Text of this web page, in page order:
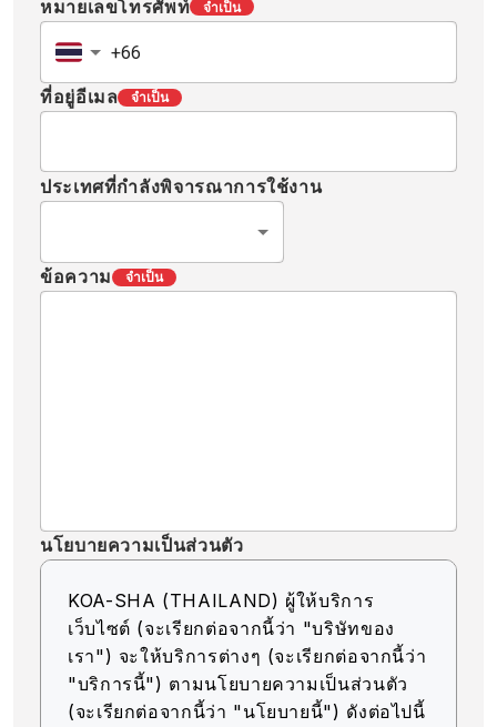
หมายเลขโทรศัพท์ จำเป็น
ที่อยู่อีเมล จำเป็น
ประเทศที่กำลังพิจารณาการใช้งาน
ข้อความ จำเป็น
นโยบายความเป็นส่วนตัว
KOA-SHA (THAILAND) ผู้ให้บริการ
เว็บไซต์ (จะเรียกต่อจากนี้ว่า "บริษัทของ
เรา") จะให้บริการต่างๆ (จะเรียกต่อจากนี้ว่า
"บริการนี้") ตามนโยบายความเป็นส่วนตัว
(จะเรียกต่อจากนี้ว่า "นโยบายนี้") ดังต่อไปนี้